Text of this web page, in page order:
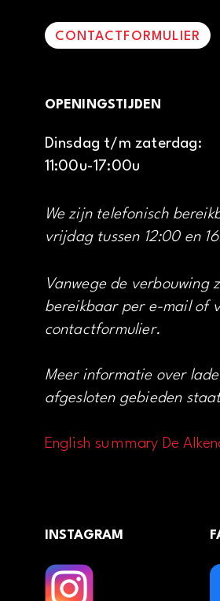
CONTACTFORMULIER
OPENINGSTIJDEN
Dinsdag t/m zaterdag:
11:00u-17:00u
We zijn telefonisch
vrijdag tussen 12:00 en
Vanwege de verbouwing
bereikbaar per e-mail of
contactformulier.
Meer informatie over
afgesloten gebieden
English summary De
INSTAGRAM